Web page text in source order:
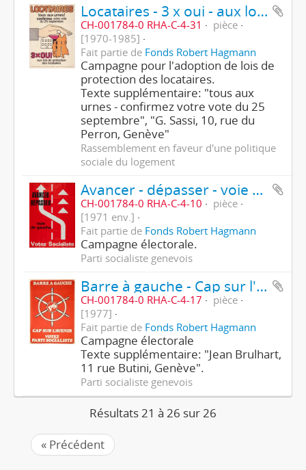
Locataires - 3 x oui - aux lois de protection des locataires
CH-001784-0 RHA-C-4-31
pièce
[1970-1985]
Fait partie de Fonds Robert Hagmann
Campagne pour l'adoption de lois de
protection des locataires.
Texte supplémentaire: "tous aux
urnes - confirmez votre vote du 25
septembre", "G. Sassi, 10, rue du
Perron, Genève"
Rassemblement en faveur d'une politique
sociale du logement
Avancer - dépasser - voie de gauche - votez socialiste
CH-001784-0 RHA-C-4-10
pièce
[1971 env.]
Fait partie de Fonds Robert Hagmann
Campagne électorale.
Parti socialiste genevois
Barre à gauche - Cap sur l'avenir - Votez parti socialiste
CH-001784-0 RHA-C-4-17
pièce
[1977]
Fait partie de Fonds Robert Hagmann
Campagne électorale
Texte supplémentaire: "Jean Brulhart,
11 rue Butini, Genève".
Parti socialiste genevois
Résultats 21 à 26 sur 26
« Précédent